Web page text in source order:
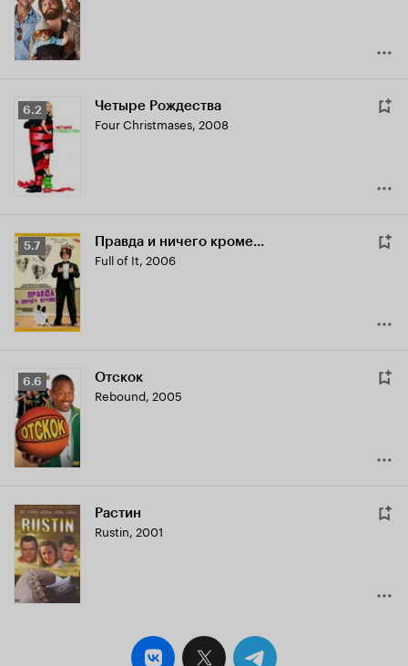
7.9
Рейтинг
Кинопоиска
6.2
6.2 Четыре Рождества
Four Christmases, 2008
Рейтинг
Кинопоиска
5.7
5.7 Правда и ничего кроме...
Full of It, 2006
Рейтинг
Кинопоиска
6.6
6.6 Отскок
Rebound, 2005
Растин
Rustin, 2001